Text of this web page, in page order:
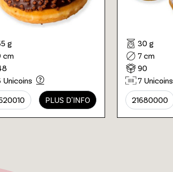
g
cm
Unicoins
PLUS D'INFO
30 g
7 cm
90
7 Unicoins
21680000